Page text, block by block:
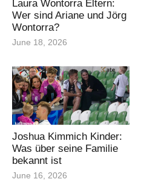
Laura Wontorra Eltern:
Wer sind Ariane und Jörg
Wontorra?
June 18, 2026
Joshua Kimmich Kinder:
Was über seine Familie
bekannt ist
June 16, 2026